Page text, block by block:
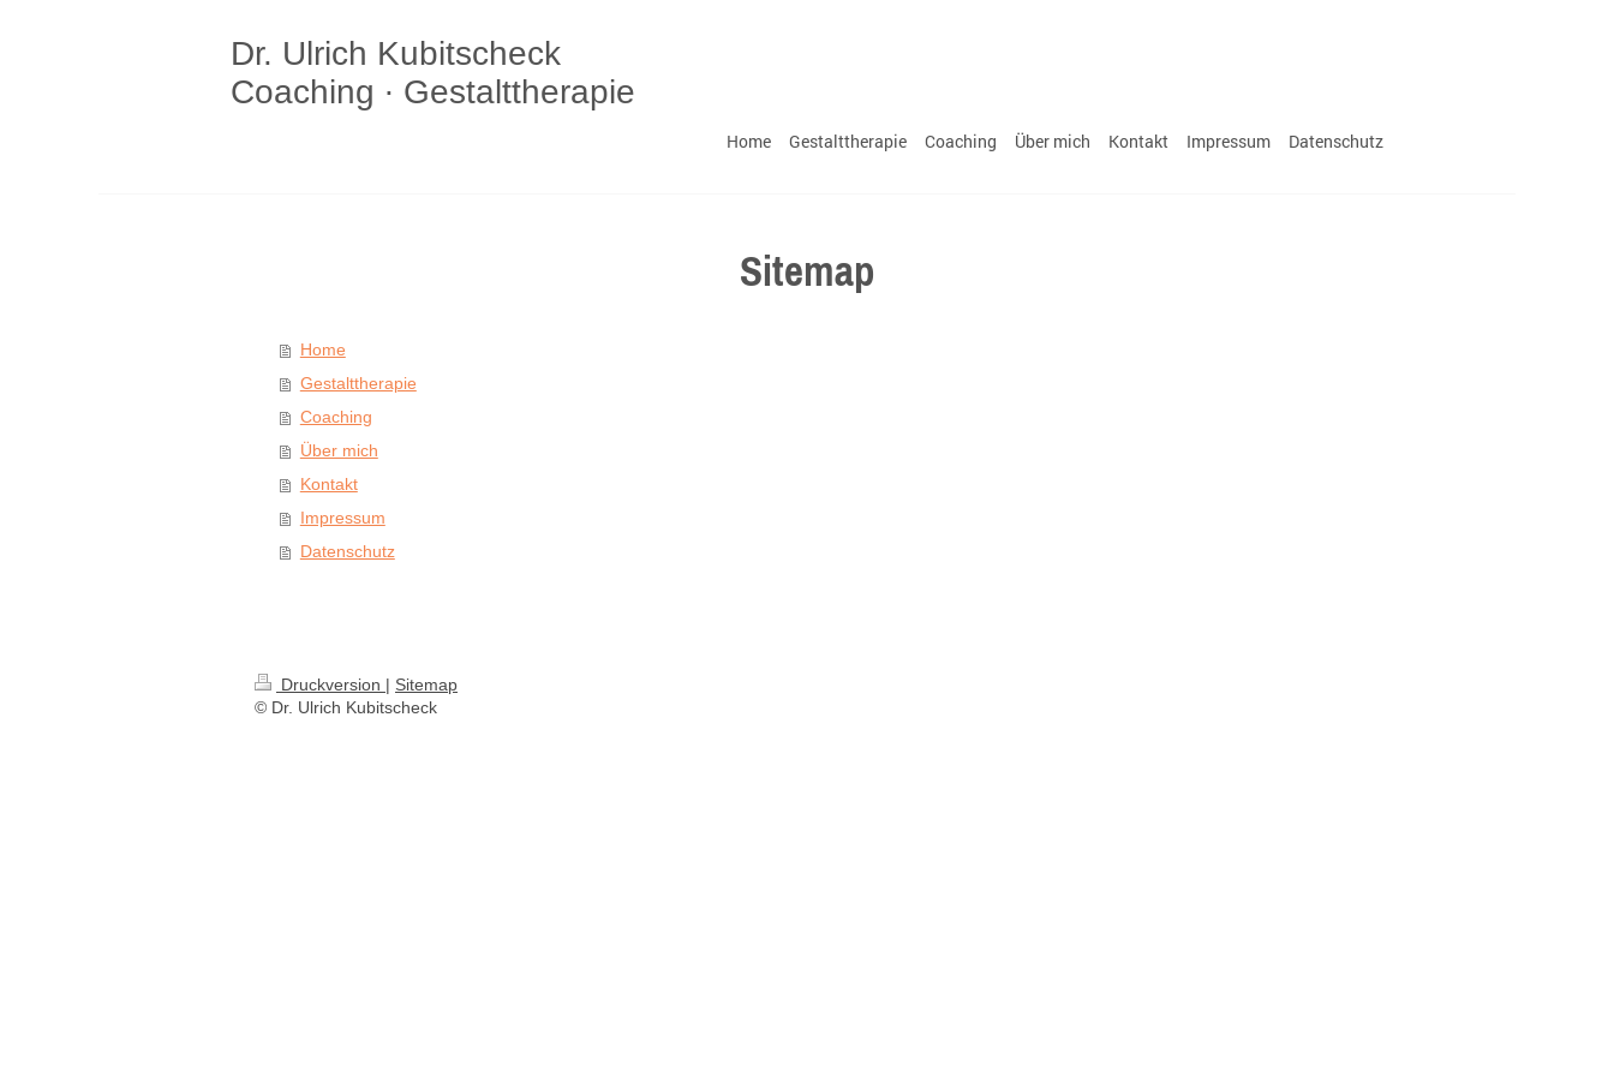
Dr. Ulrich Kubitscheck
Coaching ∙ Gestalttherapie
Home Gestalttherapie Coaching Über mich Kontakt Impressum Datenschutz
Sitemap
Home
Gestalttherapie
Coaching
Über mich
Kontakt
Impressum
Datenschutz
Druckversion | Sitemap
© Dr. Ulrich Kubitscheck